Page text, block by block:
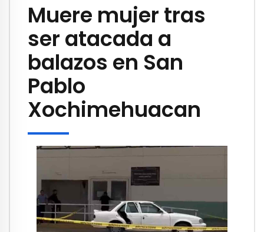
Muere mujer tras
ser atacada a
balazos en San
Pablo
Xochimehuacan